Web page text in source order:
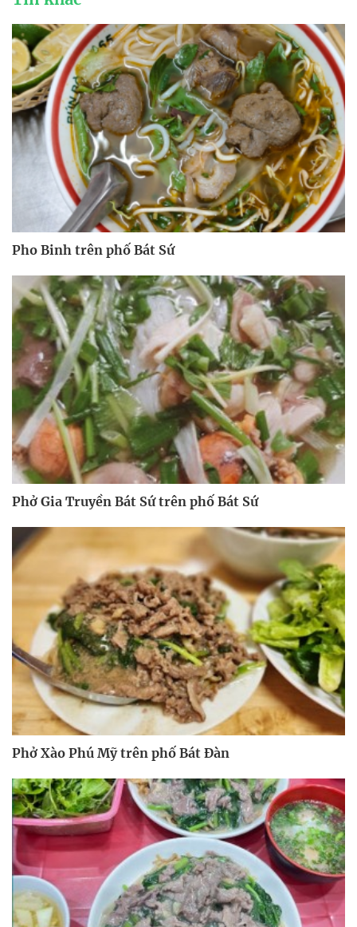
Pho Binh trên phố Bát Sứ
Phở Gia Truyền Bát Sứ trên phố Bát Sứ
Phở Xào Phú Mỹ trên phố Bát Đàn